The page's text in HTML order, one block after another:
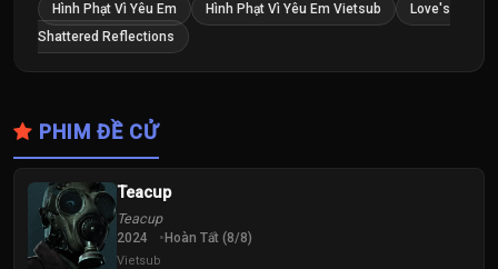
Hình Phạt Vì Yêu Em Hình Phạt Vì Yêu Em Vietsub
Love's
Shattered Reflections
PHIM ĐỀ CỬ
Teacup
Teacup
2024 Hoàn Tất (8/8)
Vietsub